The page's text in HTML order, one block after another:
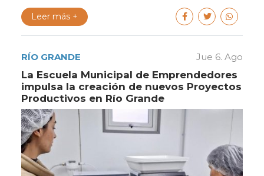
Leer más +
RÍO GRANDE Jue 6. Ago
La Escuela Municipal de Emprendedores
impulsa la creación de nuevos Proyectos
Productivos en Río Grande